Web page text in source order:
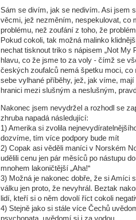
Sám se divím, jak se nedivím. Asi jsem
věcmi, jež nezměním, nespekulovat, co
problému, než zoufání z toho, že
Pokud cokoli, tak možná malinko
nechat tisknout triko s nápisem „Not My
hlavu, co že jsme to za voly - čímž se
českých zoufalců nemá špetku moci,
sebe vylhané příběhy, jež, jak víme,
hranici mezi slušným a neslušným,
Nakonec jsem nevydržel a rozhodl se
zhruba napadá následující:
1) Amerika si zvolila
dozvíme, tím více podpory bude mít
2) Copak asi věděli maníci v Norském
udělili cenu jen pár měsíců po nástupu
mnohem lakoničtější „Aha!“
3) Možná je nakonec dobře, že si Amíci
válku jen proto, že nevyhrál. Beztak
lidí, kteří si o něm dovolí říct cokoli
4) Stejně jako si stále více Čechů